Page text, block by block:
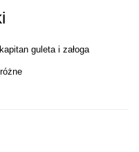
guleta i załoga